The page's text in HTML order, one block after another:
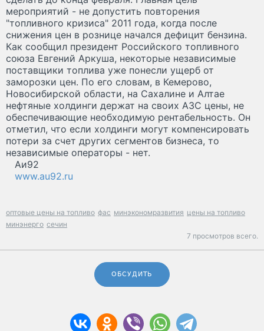
мероприятий - не допустить повторения
"топливного кризиса" 2011 года, когда после
снижения цен в рознице начался дефицит бензина.
Как сообщил президент Российского топливного
союза Евгений Аркуша, некоторые независимые
поставщики топлива уже понесли ущерб от
заморозки цен. По его словам, в Кемерово,
Новосибирской области, на Сахалине и Алтае
нефтяные холдинги держат на своих АЗС цены, не
обеспечивающие необходимую рентабельность. Он
отметил, что если холдинги могут компенсировать
потери за счет других сегментов бизнеса, то
независимые операторы - нет.
Аи92
www.au92.ru
оптовые цены на топливо фас минэкономразвития цены на топливо
минэнерго сечин
7 просмотров всего.
ОБСУДИТЬ